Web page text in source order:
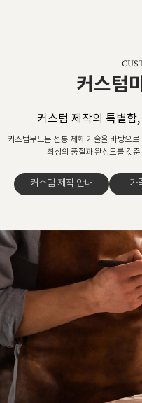
커스텀
커스텀 제작의 특별함
커스텀무드는 전통 제화 기술을 바탕으
최상의 품질과 완성도를 갖
커스텀 제작 안내 가